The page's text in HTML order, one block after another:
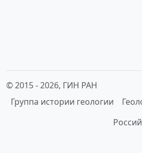
© 2015 -2026, ГИН РАН
Группа истории геологии